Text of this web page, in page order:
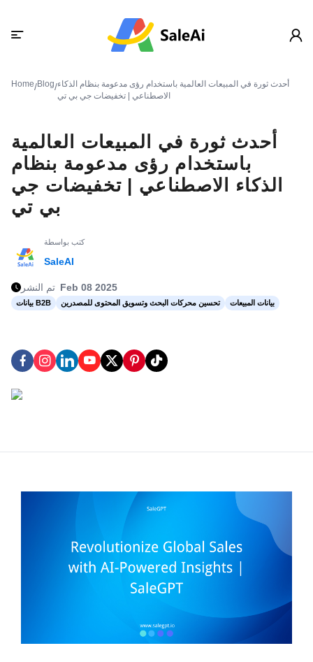
Home/Blog/أحدث ثورة في المبيعات العالمية باستخدام رؤى مدعومة بنظام الذكاء
الاصطناعي | تخفيضات جي بي تي
أحدث ثورة في المبيعات العالمية
باستخدام رؤى مدعومة بنظام
الذكاء الاصطناعي | تخفيضات جي
بي تي
كتب بواسطة
SaleAI
تم النشر Feb 08 2025
بيانات B2B تحسين محركات البحث وتسويق المحتوى للمصدرين بيانات المبيعات